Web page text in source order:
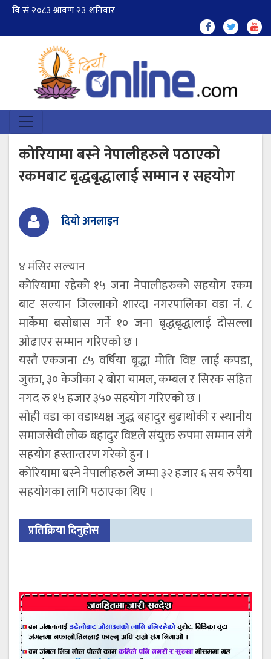
कोरियामा बस्ने नेपालीहरुले पठाएको
रकमबाट बृद्धबृद्धालाई सम्मान र सहयोग
दियो अनलाइन
४ मंसिर सल्यान
कोरियामा रहेको १५ जना नेपालीहरुको सहयोग रकम
बाट सल्यान जिल्लाको शारदा नगरपालिका वडा नं. ८
मार्केमा बसोबास गर्ने १० जना बृद्धबृद्धालाई दोसल्ला
ओढाएर सम्मान गरिएको छ ।
यस्तै एकजना ८५ वर्षिया बृद्धा मोति विष्ट लाई कपडा,
जुक्ता, ३० केजीका २ बोरा चामल, कम्बल र सिरक सहित
नगद रु १५ हजार ३५० सहयोग गरिएको छ ।
सोही वडा का वडाध्यक्ष जुद्ध बहादुर बुढाथोकी र स्थानीय
समाजसेवी लोक बहादुर विष्टले संयुक्त रुपमा सम्मान संगै
सहयोग हस्तान्तरण गरेको हुन ।
कोरियामा बस्ने नेपालीहरुले जम्मा ३२ हजार ६ सय रुपैया
सहयोगका लागि पठाएका थिए ।
प्रतिक्रिया दिनुहोस